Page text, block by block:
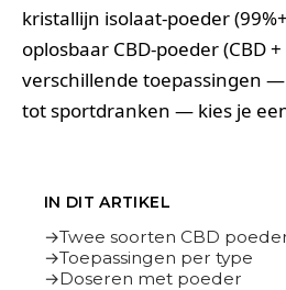
kristallijn isolaat-poeder
oplosbaar CBD-poeder (CBD
verschillende toepassingen
tot sportdranken — kies je
IN DIT ARTIKEL
Twee soorten CBD
Toepassingen per type
Doseren met poeder